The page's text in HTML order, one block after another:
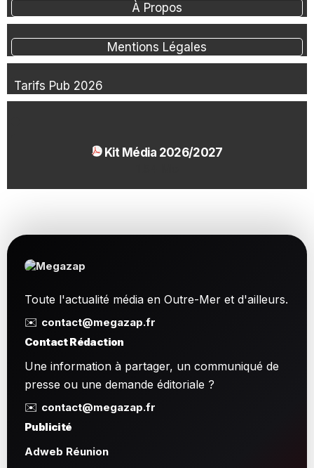
À Propos
Mentions Légales
Tarifs Pub 2026
Kit Média 2026/2027
Toute l'actualité média en Outre-Mer et d'ailleurs.
✉️ contact@megazap.fr
Contact Rédaction
Une information à partager, un communiqué de
presse ou une demande éditoriale ?
✉️ contact@megazap.fr
Publicité
Adweb Réunion